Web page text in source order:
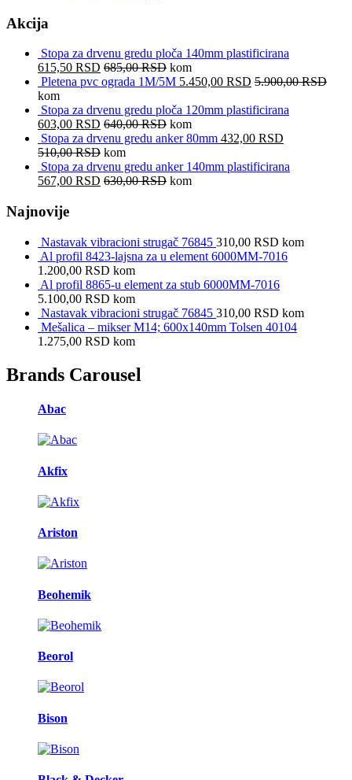
Akcija
Stopa za drvenu gredu ploča 140mm plastificirana
615,50 RSD 685,00RSD kom
Pletena pvc ograda 1M/5M 5.450,00 RSD 5.900,00RSD
kom
Stopa za drvenu gredu ploča 120mm plastificirana
603,00 RSD 640,00RSD kom
Stopa za drvenu gredu anker 80mm 432,00 RSD
510,00RSD kom
Stopa za drvenu gredu anker 140mm plastificirana
567,00 RSD 630,00RSD kom
Najnovije
Nastavak vibracioni strugač 76845 310,00 RSD kom
Al profil 8423-lajsna za u element 6000MM-7016
1.200,00 RSD kom
Al profil 8865-u element za stub 6000MM-7016
5.100,00 RSD kom
Nastavak vibracioni strugač 76845 310,00 RSD kom
Mešalica – mikser M14; 600x140mm Tolsen 40104
1.275,00 RSD kom
Brands Carousel
Abac
Akfix
Ariston
Beohemik
Beorol
Bison